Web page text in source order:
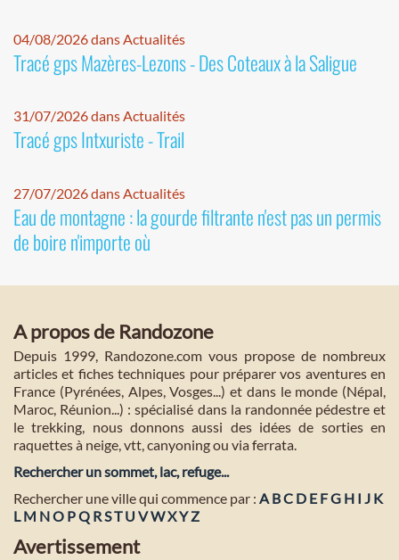
04/08/2026 dans Actualités
Tracé gps Mazères-Lezons - Des Coteaux à la Saligue
31/07/2026 dans Actualités
Tracé gps Intxuriste - Trail
27/07/2026 dans Actualités
Eau de montagne : la gourde filtrante n'est pas un permis
de boire n'importe où
A propos de Randozone
Depuis 1999, Randozone.com vous propose de nombreux
articles et fiches techniques pour préparer vos aventures en
France (Pyrénées, Alpes, Vosges...) et dans le monde (Népal,
Maroc, Réunion...) : spécialisé dans la randonnée pédestre et
le trekking, nous donnons aussi des idées de sorties en
raquettes à neige, vtt, canyoning ou via ferrata.
Rechercher un sommet, lac, refuge...
Rechercher une ville qui commence par : A BC D E FG H I J K
L M NO PQ RST U VWXYZ
Avertissement